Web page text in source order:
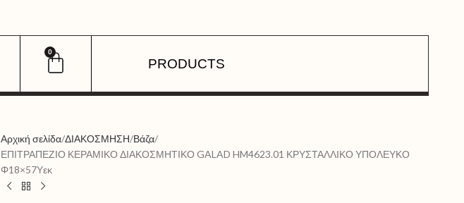
0
PRODUCTS
Αρχική σελίδα ΔΙΑΚΟΣΜΗΣΗ Βάζα
ΕΠΙΤΡΑΠΕΖΙΟ ΚΕΡΑΜΙΚΟ ΔΙΑΚΟΣΜΗΤΙΚΟ GALAD HM4623.01 ΚΡΥΣΤΑΛΛΙΚΟ ΥΠΟΛΕΥΚΟ
Φ18×57Υεκ